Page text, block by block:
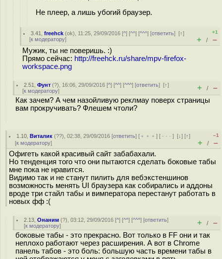
Не плеер, а лишь убогий браузер.
3.41 ,freehck (ok), 11:25, 29/09/2016 [^] [^^] [^^^] [ответить][↑]
[к модератору]
+1
+ / –
Мужик, ты не поверишь. :)
Прямо сейчас: http://freehck.ru/share/mpv-firefox-
workspace.png
2.51 ,Фунт (?), 16:06, 29/09/2016 [^] [^^] [^^^] [ответить][↑]
[к модератору] + / –
Как зачем? А чем назойливую реклмау поверх страницы
вам прокручивать? Флешем чтоли?
1.10 ,Виталик (??), 02:38, 29/09/2016 [ответить] [ ﹢﹢﹢] [ · · ·][↓] [↑]
[к модератору]
–1
+ / –
Офигеть какой красивый сайт забабахали.
Но тенденция того что они пытаются сделать боковые табы
мне пока не нравится.
Видимо так и не станут пилить для вебэкстеншинов
возможность менять UI браузера как собирались и аддоны
вроде три стайл табы и вимператора перестанут работать в
новых фф :(
2.13 ,Онаним (?), 03:12, 29/09/2016 [^] [^^] [^^^] [ответить]
[к модератору] + / –
боковые табы - это прекрасно. Вот только в FF они и так
неплохо работают через расширения. А вот в Chrome
панель табов - это боль: большую часть времени табы в